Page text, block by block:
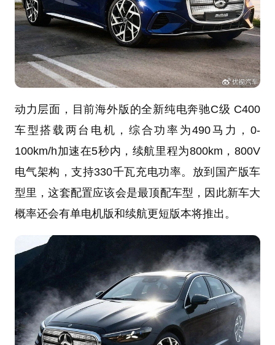
动力层面，目前海外版的全新纯电奔驰C级 C400
车型搭载两台电机，综合功率为490马力，0-
100km/h加速在5秒内，续航里程为800km，800V
电气架构，支持330千瓦充电功率。放到国产版车
型里，这套配置应该会是最顶配车型，因此新车大
概率还会有单电机版和续航更短版本将推出。